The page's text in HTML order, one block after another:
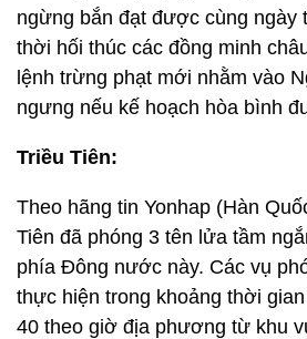
ngừng bắn đạt được cùng ngày
thời hối thúc các đồng minh
lệnh trừng phạt mới nhằm vào
ngưng nếu kế hoạch hòa bình
Triều Tiên:
Theo hãng tin Yonhap (Hàn
Tiên đã phóng 3 tên lửa tầm
phía Đông nước này. Các vụ
thực hiện trong khoảng thời
40 theo giờ địa phương từ khu